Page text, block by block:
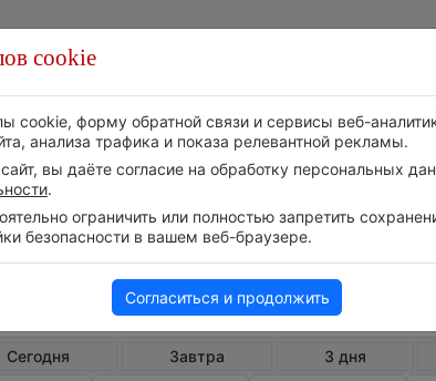
Погода в Нижней Суетке
Сегодня Завтра 3 дня
cookie
cookie, форму обратной связи и сервисы веб-
анализа трафика и показа релевантной рекламы.
вы даёте согласие на обработку персональных
.
ограничить или полностью запретить
безопасности в вашем веб-браузере.
Согласиться и продолжить